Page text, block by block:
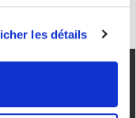
les détails